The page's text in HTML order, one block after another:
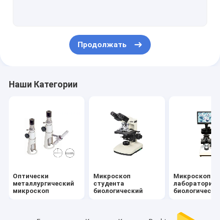
Оптически микроскоп цифров
Продолжать
Наши Категории
Оптически
металлургический
микроскоп
Микроскоп
студента
биологический
Микроскоп
лаборатории